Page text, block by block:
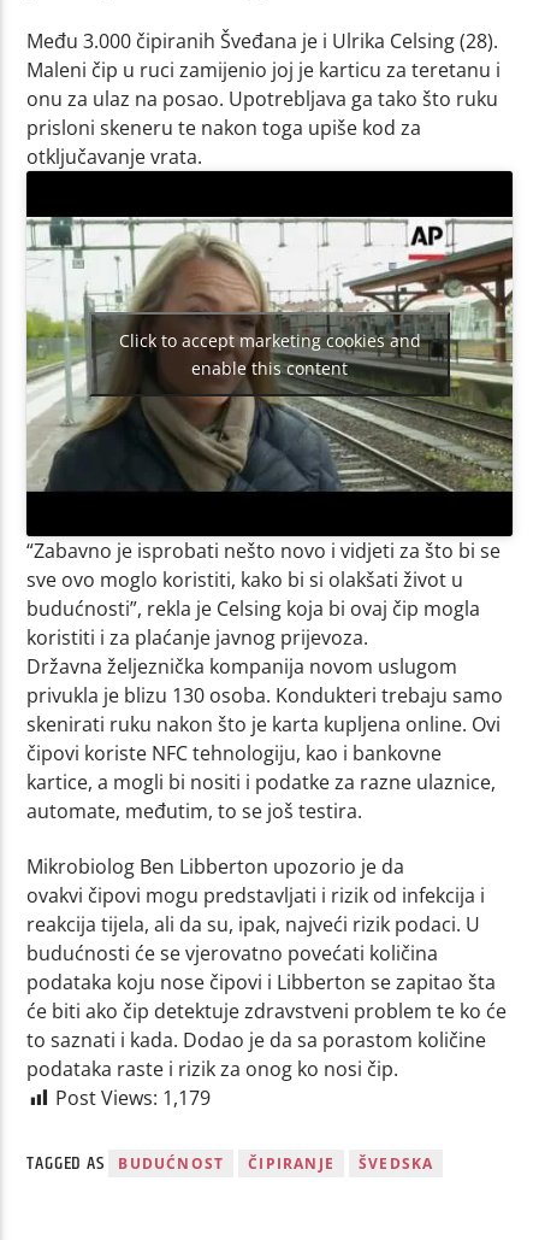
Među 3.000 čipiranih Šveđana je i Ulrika Celsing (28).
Maleni čip u ruci zamijenio joj je karticu za teretanu i
onu za ulaz na posao. Upotrebljava ga tako što ruku
prisloni skeneru te nakon toga upiše kod za
otključavanje vrata.
Click to accept marketing cookies and
enable this content
“Zabavno je isprobati nešto novo i vidjeti za što bi se
sve ovo moglo koristiti, kako bi si olakšati život u
budućnosti”, rekla je Celsing koja bi ovaj čip mogla
koristiti i za plaćanje javnog prijevoza.
Državna željeznička kompanija novom uslugom
privukla je blizu 130 osoba. Kondukteri trebaju samo
skenirati ruku nakon što je karta kupljena online. Ovi
čipovi koriste NFC tehnologiju, kao i bankovne
kartice, a mogli bi nositi i podatke za razne ulaznice,
automate, međutim, to se još testira.
Mikrobiolog Ben Libberton upozorio je da
ovakvi čipovi mogu predstavljati i rizik od infekcija i
reakcija tijela, ali da su, ipak, najveći rizik podaci. U
budućnosti će se vjerovatno povećati količina
podataka koju nose čipovi i Libberton se zapitao šta
će biti ako čip detektuje zdravstveni problem te ko će
to saznati i kada. Dodao je da sa porastom količine
podataka raste i rizik za onog ko nosi čip.
Post Views: 1,179
TAGGED AS BUDUĆNOST ČIPIRANJE ŠVEDSKA